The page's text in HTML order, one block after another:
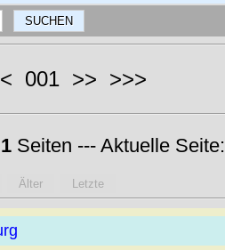
001 >> >>>
1Seiten --- Aktuelle Seite:
Älter Letzte